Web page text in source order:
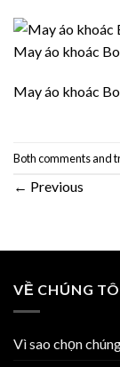
May áo khoác
May áo khoác
Both comments and
← Previous
VỀ CHÚNG
Vì sao chọn